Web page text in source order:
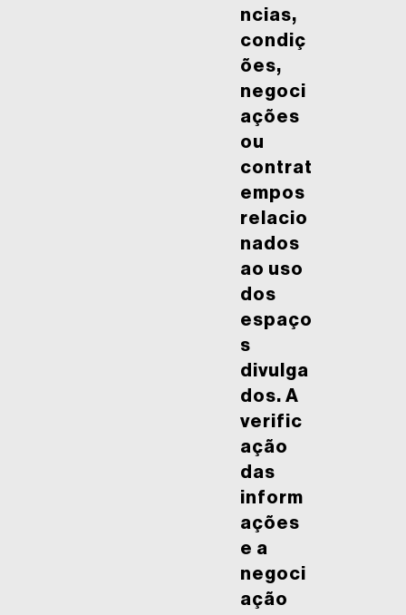
ncias,
condiç
ões,
negoci
ações
ou
contrat
empos
relacio
nados
ao uso
dos
espaço
s
divulga
dos. A
verific
ação
das
inform
ações
e a
negoci
ação